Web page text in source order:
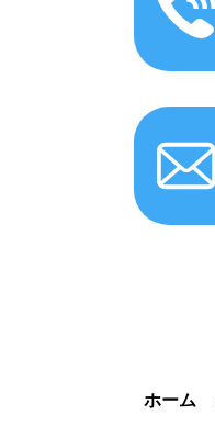
ホーム